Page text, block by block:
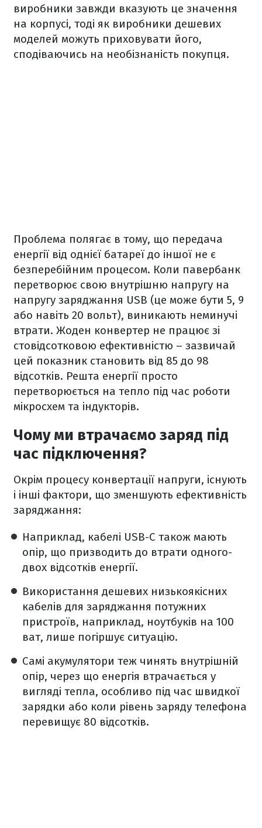
виробники завжди вказують це значення
на корпусі, тоді як виробники дешевих
моделей можуть приховувати його,
сподіваючись на необізнаність покупця.
Проблема полягає в тому, що передача
енергії від однієї батареї до іншої не є
безперебійним процесом. Коли павербанк
перетворює свою внутрішню напругу на
напругу заряджання USB (це може бути 5, 9
або навіть 20 вольт), виникають неминучі
втрати. Жоден конвертер не працює зі
стовідсотковою ефективністю – зазвичай
цей показник становить від 85 до 98
відсотків. Решта енергії просто
перетворюється на тепло під час роботи
мікросхем та індукторів.
Чому ми втрачаємо заряд під
час підключення?
Окрім процесу конвертації напруги, існують
і інші фактори, що зменшують ефективність
заряджання:
Наприклад, кабелі USB-C також мають
опір, що призводить до втрати одного-
двох відсотків енергії.
Використання дешевих низькоякісних
кабелів для заряджання потужних
пристроїв, наприклад, ноутбуків на 100
ват, лише погіршує ситуацію.
Самі акумулятори теж чинять внутрішній
опір, через що енергія втрачається у
вигляді тепла, особливо під час швидкої
зарядки або коли рівень заряду телефона
перевищує 80 відсотків.